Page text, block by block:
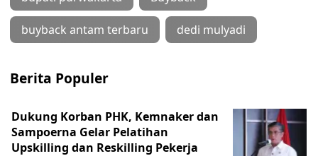
buyback antam terbaru dedi mulyadi
Berita Populer
Dukung Korban PHK, Kemnaker dan
Sampoerna Gelar Pelatihan
Upskilling dan Reskilling Pekerja